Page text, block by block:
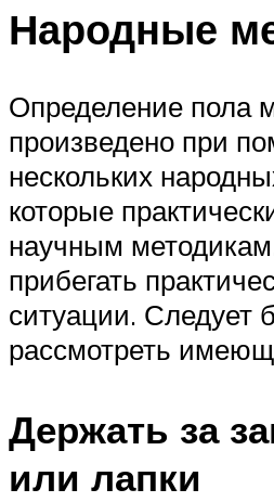
Народные
Определение пола
произведено при
нескольких
которые
научным
прибегать
ситуации. Следует
рассмотреть
Держать за
или лапки